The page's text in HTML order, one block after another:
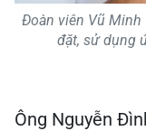
Đoàn viên Vũ Minh
đặt, sử dụng
Ông Nguyễn